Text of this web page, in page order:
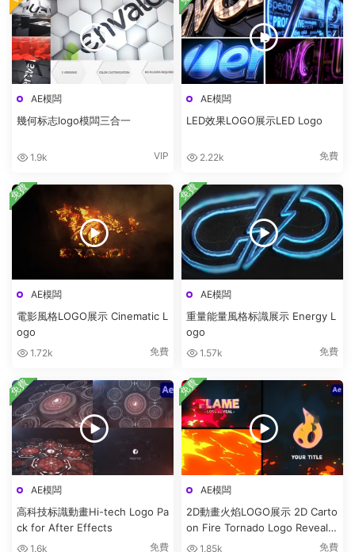
AE模闆
幾何标志logo模闆三合一
1.9k VIP
AE模闆
LED效果LOGO展示LED Logo
2.22k 免費
AE模闆
電影風格LOGO展示 Cinematic L
ogo
1.72k 免費
免費
AE模闆
重量能量風格标識展示 Energy L
ogo
1.57k 免費
免費
AE模闆
高科技标識動畫Hi-tech Logo Pa
ck for After Effects
1.6k 免費
免費
AE模闆
2D動畫火焰LOGO展示 2D Carto
on Fire Tornado Logo Reveals
[After Effects]
1.85k 免費
免費